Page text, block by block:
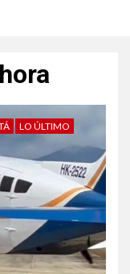
LO ÚLTIMO